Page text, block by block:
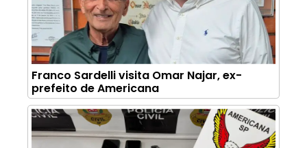
Franco Sardelli visita Omar Najar, ex-
prefeito de Americana